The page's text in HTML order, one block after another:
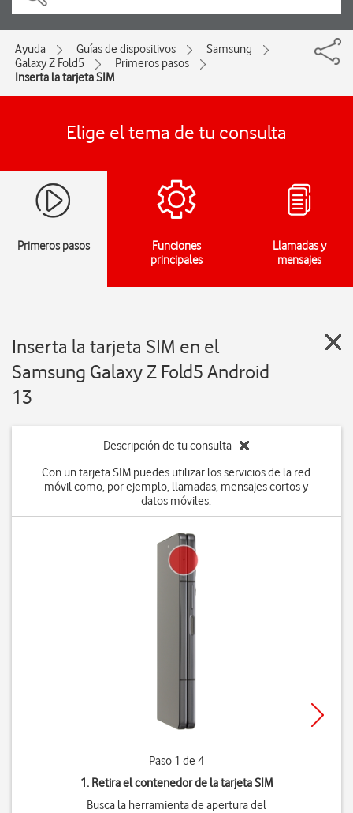
Ayuda Guías de dispositivos
Samsung
Galaxy Z Fold5
Primeros pasos
Inserta la tarjeta SIM
Elige el tema de tu consulta
Primeros pasos
Funciones
principales
Llamadas y
mensajes
Inserta la tarjeta SIM en el
Samsung Galaxy Z Fold5 Android
13
Descripción de tu consulta
Con un tarjeta SIM puedes utilizar los servicios de la red
móvil como, por ejemplo, llamadas, mensajes cortos y
datos móviles.
Paso 1 de 4
1. Retira el contenedor de la tarjeta SIM
Busca la herramienta de apertura del